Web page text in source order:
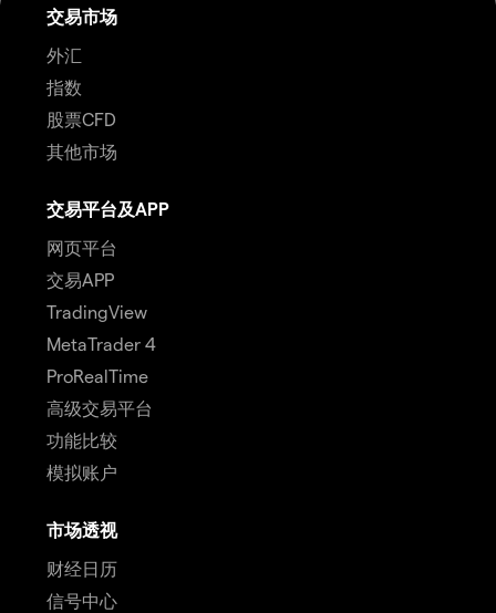
交易市场
外汇
指数
股票CFD
其他市场
交易平台及APP
网页平台
交易APP
TradingView
MetaTrader 4
ProRealTime
高级交易平台
功能比较
模拟账户
市场透视
财经日历
信号中心